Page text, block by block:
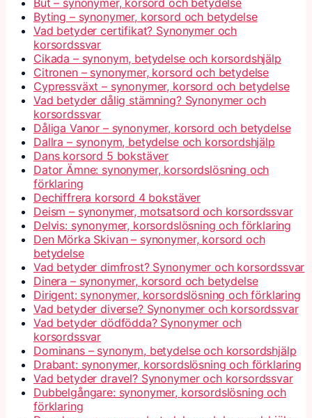
Byting – synonymer, korsord och betydelse
Vad betyder certifikat? Synonymer och
korsordssvar
Cikada – synonym, betydelse och korsordshjälp
Citronen – synonymer, korsord och betydelse
Cypressväxt – synonymer, korsord och betydelse
Vad betyder dålig stämning? Synonymer och
korsordssvar
Dåliga Vanor – synonymer, korsord och betydelse
Dallra – synonym, betydelse och korsordshjälp
Dans korsord 5 bokstäver
Dator Ämne: synonymer, korsordslösning och
förklaring
Dechiffrera korsord 4 bokstäver
Deism – synonymer, motsatsord och korsordssvar
Delvis: synonymer, korsordslösning och förklaring
Den Mörka Skivan – synonymer, korsord och
betydelse
Vad betyder dimfrost? Synonymer och korsordssvar
Dinera – synonymer, korsord och betydelse
Dirigent: synonymer, korsordslösning och förklaring
Vad betyder diverse? Synonymer och korsordssvar
Vad betyder dödfödda? Synonymer och
korsordssvar
Dominans – synonym, betydelse och korsordshjälp
Drabant: synonymer, korsordslösning och förklaring
Vad betyder dravel? Synonymer och korsordssvar
Dubbelgångare: synonymer, korsordslösning och
förklaring